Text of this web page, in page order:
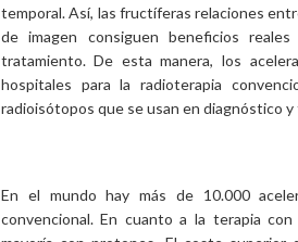
temporal. Así, las fructíferas relaciones
de imagen consiguen beneficios
tratamiento. De esta manera, los
hospitales para la radioterapia
radioisótopos que se usan en diagnóstico
En el mundo hay más de 10.000
convencional. En cuanto a la terapia